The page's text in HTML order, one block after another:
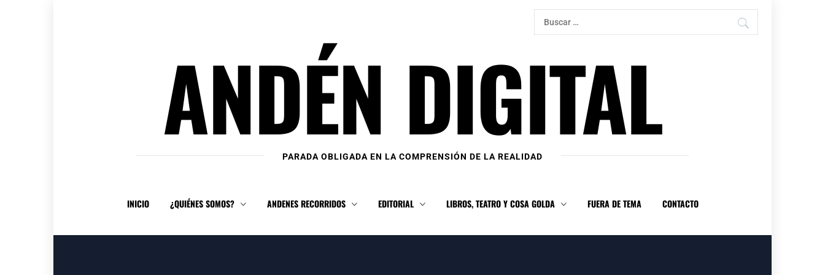
Buscar:
ANDÉN DIGITAL
PARADA OBLIGADA EN LA COMPRENSIÓN DE LA REALIDAD
INICIO ¿QUIÉNES SOMOS? ANDENES RECORRIDOS EDITORIAL LIBROS, TEATRO Y COSA GOLDA FUERA DE TEMA CONTACTO